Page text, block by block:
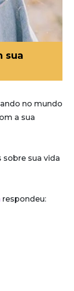
sua
no mundo
a sua
sua vida
respondeu: